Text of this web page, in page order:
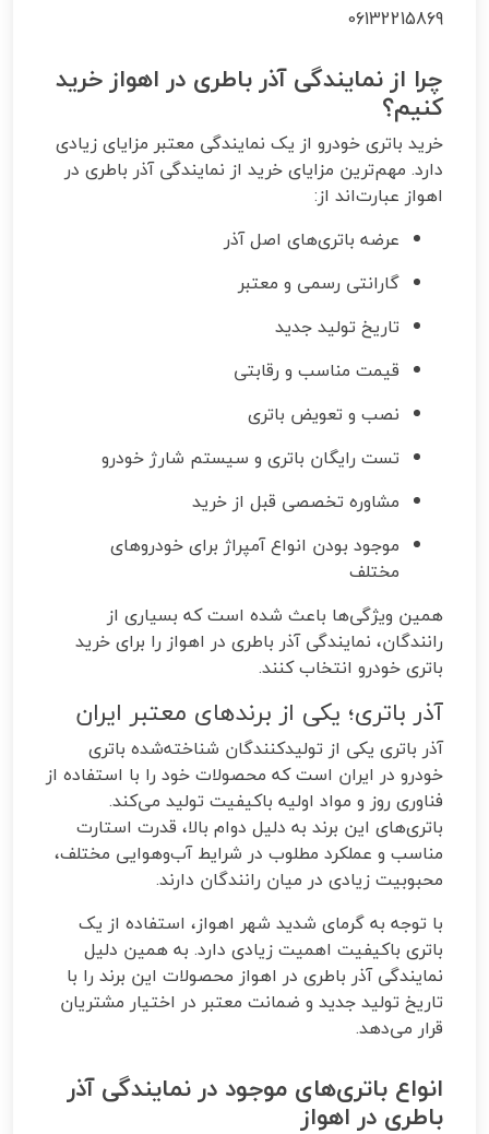
06132215869
چرا از نمایندگی آذر باطری در اهواز خرید
کنیم؟
خرید باتری خودرو از یک نمایندگی معتبر مزایای زیادی
دارد. مهم‌ترین مزایای خرید از نمایندگی آذر باطری در
اهواز عبارت‌اند از:
عرضه باتری‌های اصل آذر
گارانتی رسمی و معتبر
تاریخ تولید جدید
قیمت مناسب و رقابتی
نصب و تعویض باتری
تست رایگان باتری و سیستم شارژ خودرو
مشاوره تخصصی قبل از خرید
موجود بودن انواع آمپراژ برای خودروهای
مختلف
همین ویژگی‌ها باعث شده است که بسیاری از
رانندگان، نمایندگی آذر باطری در اهواز را برای خرید
باتری خودرو انتخاب کنند.
آذر باتری؛ یکی از برندهای معتبر ایران
آذر باتری یکی از تولیدکنندگان شناخته‌شده باتری
خودرو در ایران است که محصولات خود را با استفاده از
فناوری روز و مواد اولیه باکیفیت تولید می‌کند.
باتری‌های این برند به دلیل دوام بالا، قدرت استارت
مناسب و عملکرد مطلوب در شرایط آب‌وهوایی مختلف،
محبوبیت زیادی در میان رانندگان دارند.
با توجه به گرمای شدید شهر اهواز، استفاده از یک
باتری باکیفیت اهمیت زیادی دارد. به همین دلیل
نمایندگی آذر باطری در اهواز محصولات این برند را با
تاریخ تولید جدید و ضمانت معتبر در اختیار مشتریان
قرار می‌دهد.
انواع باتری‌های موجود در نمایندگی آذر
باطری در اهواز